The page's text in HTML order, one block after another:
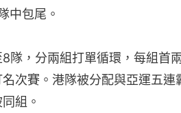
中包尾。
隊，分兩組打單循環，每組首
次賽。港隊被分配與亞運五連
組。